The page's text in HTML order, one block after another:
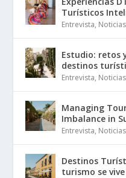
Turísticos
Entrevista, Noticias
Estudio: retos
destinos
Entrevista, Noticias
Managing
Imbalance in
Entrevista, Noticias
Destinos
turismo se